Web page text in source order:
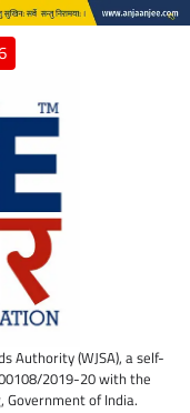
Authority (WJSA), a self-
2019-20 with the
of India.